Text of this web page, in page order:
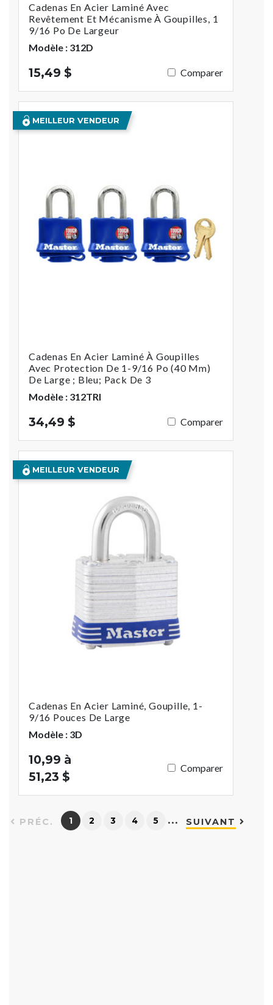
Cadenas En Acier Laminé Avec
Revêtement Et Mécanisme À Goupilles, 1
9/16 Po De Largeur
Modèle : 312D
15,49 $ Comparer
MEILLEUR VENDEUR
Cadenas En Acier Laminé À Goupilles
Avec Protection De 1-9/16 Po (40 Mm)
De Large ; Bleu; Pack De 3
Modèle : 312TRI
34,49 $ Comparer
MEILLEUR VENDEUR
Cadenas En Acier Laminé, Goupille, 1-
9/16 Pouces De Large
Modèle : 3D
10,99 à
51,23 $
Comparer
PRÉC. 1 2 3 4 5 … SUIVANT